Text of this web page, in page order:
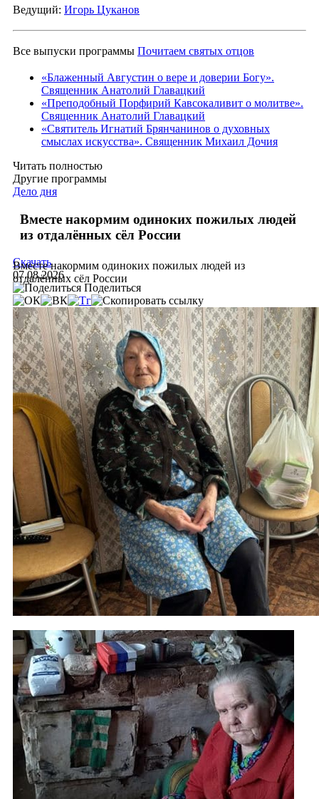
Ведущий: Игорь Цуканов
Все выпуски программы Почитаем святых отцов
«Блаженный Августин о вере и доверии Богу».
Священник Анатолий Главацкий
«Преподобный Порфирий Кавсокаливит о молитве».
Священник Анатолий Главацкий
«Святитель Игнатий Брянчанинов о духовных
смыслах искусства». Священник Михаил Дочия
Читать полностью
Другие программы
Дело дня
Вместе накормим одиноких пожилых людей
из отдалённых сёл России
Вместе накормим одиноких пожилых людей из
отдалённых сёл России
Скачать
07.08.2026
Поделиться